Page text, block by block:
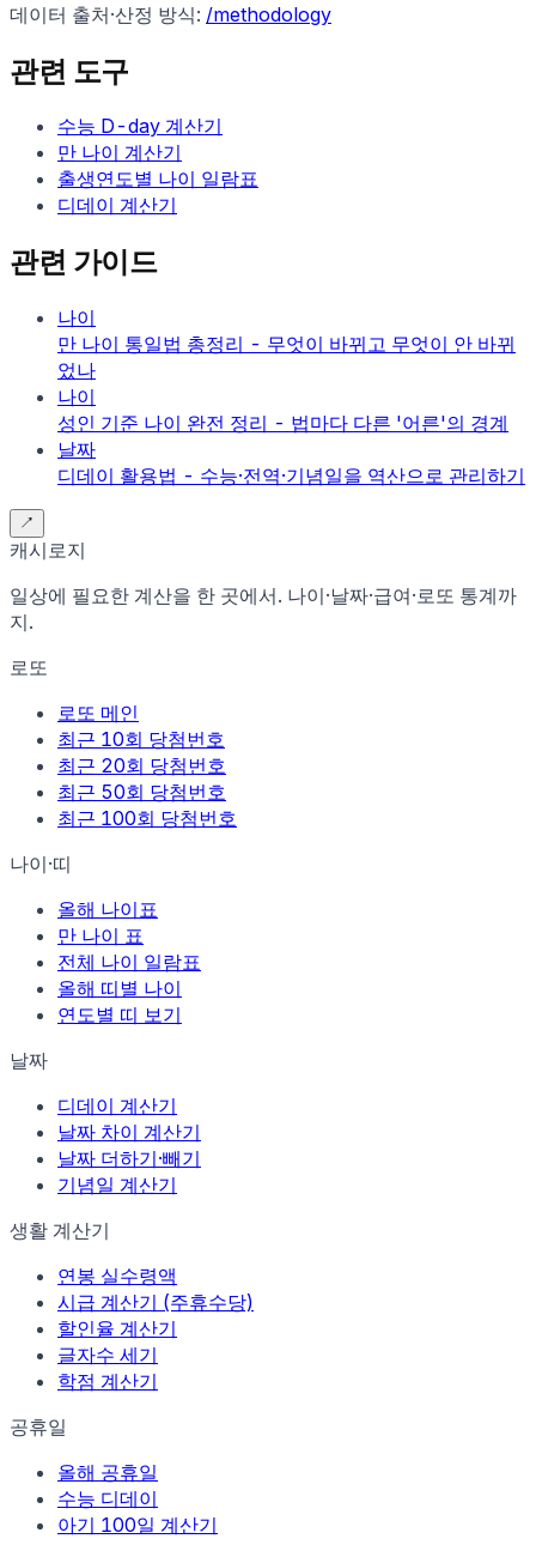
데이터 출처·산정 방식: /methodology
관련 도구
수능 D-day 계산기
만 나이 계산기
출생연도별 나이 일람표
디데이 계산기
관련 가이드
나이
만 나이 통일법 총정리 - 무엇이 바뀌고 무엇이 안 바뀌
었나
나이
성인 기준 나이 완전 정리 - 법마다 다른 '어른'의 경계
날짜
디데이 활용법 - 수능·전역·기념일을 역산으로 관리하기
↗
캐시로지
일상에 필요한 계산을 한 곳에서. 나이·날짜·급여·로또 통계까
지.
로또
로또 메인
최근 10회 당첨번호
최근 20회 당첨번호
최근 50회 당첨번호
최근 100회 당첨번호
나이·띠
올해 나이표
만 나이 표
전체 나이 일람표
올해 띠별 나이
연도별 띠 보기
날짜
디데이 계산기
날짜 차이 계산기
날짜 더하기·빼기
기념일 계산기
생활 계산기
연봉 실수령액
시급 계산기 (주휴수당)
할인율 계산기
글자수 세기
학점 계산기
공휴일
올해 공휴일
수능 디데이
아기 100일 계산기